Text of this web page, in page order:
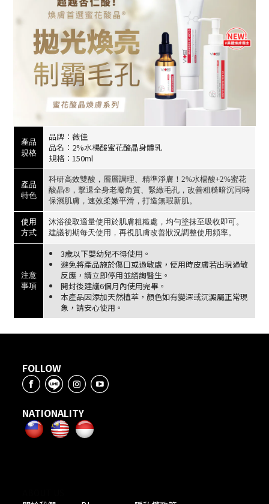
產品
規格
品牌：薇佳
品名： 2%水楊酸蜜花酸晶身體乳
規格： 150ml
產品
特色
科研高效雙酸，層層調理、精準淨膚！2%水楊酸+2%蜜花
酸晶®，擊退全身老廢角質、緊緻毛孔，改善粗糙暗沉同時
保濕肌膚，速效柔嫩平滑，打造無瑕新肌。
使用
方式
沐浴後取適量使用於肌膚粗糙處，均勻塗抹至吸收即可。
建議初期每天使用，再視肌膚改善狀況調整使用頻率。
注意
事項
3歲以下嬰幼兒不得使用。
避免將產品施於傷口或過敏處，使用時皮膚若出現過敏
反應，請立即停用並諮詢醫生。
開封後建議6個月內使用完畢。
本產品因添加天然植萃，顏色如有變深或沉澱屬正常現
象，請安心使用。
FOLLOW
NATIONALITY